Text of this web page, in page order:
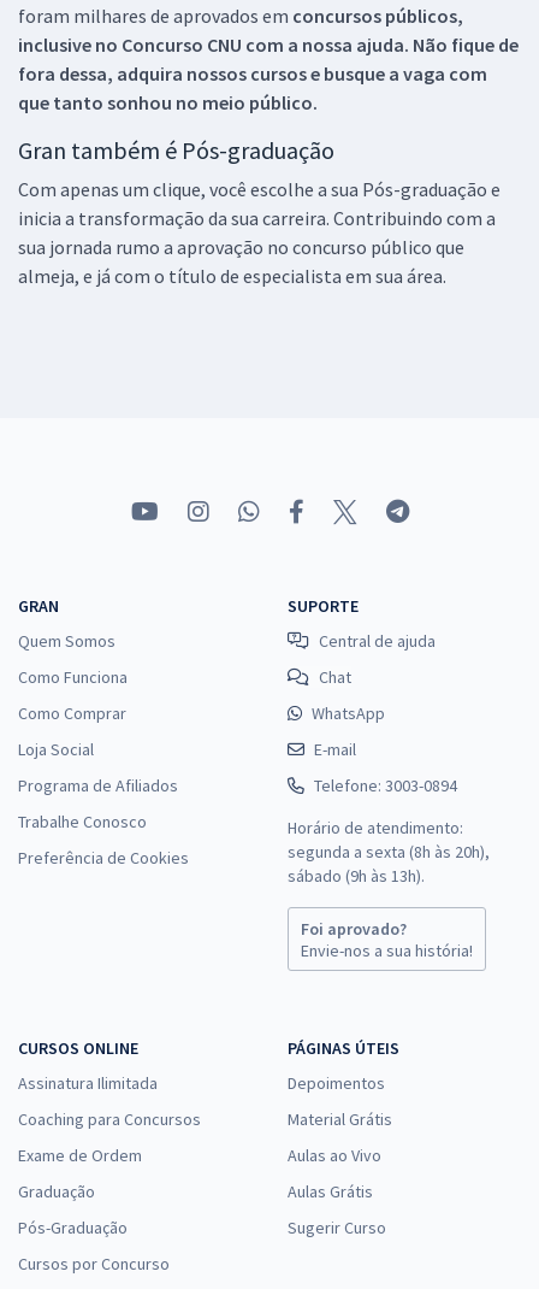
foram milhares de aprovados em concursos públicos,
inclusive no Concurso CNU com a nossa ajuda. Não fique de
fora dessa, adquira nossos cursos e busque a vaga com
que tanto sonhou no meio público.
Gran também é Pós-graduação
Com apenas um clique, você escolhe a sua Pós-graduação e
inicia a transformação da sua carreira. Contribuindo com a
sua jornada rumo a aprovação no concurso público que
almeja, e já com o título de especialista em sua área.
GRAN
Quem Somos
Como Funciona
Como Comprar
Loja Social
Programa de Afiliados
Trabalhe Conosco
Preferência de Cookies
SUPORTE
Central de ajuda
Chat
WhatsApp
E-mail
Telefone: 3003-0894
Horário de atendimento:
segunda a sexta (8h às 20h),
sábado (9h às 13h).
Foi aprovado?
Envie-nos a sua história!
CURSOS ONLINE
Assinatura Ilimitada
Coaching para Concursos
Exame de Ordem
Graduação
Pós-Graduação
Cursos por Concurso
PÁGINAS ÚTEIS
Depoimentos
Material Grátis
Aulas ao Vivo
Aulas Grátis
Sugerir Curso